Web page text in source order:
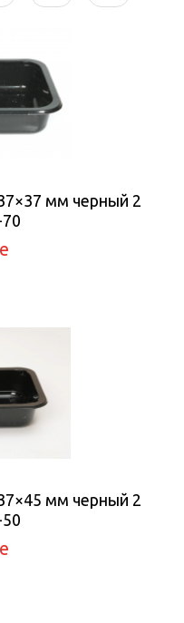
мм черный 2
мм черный 2